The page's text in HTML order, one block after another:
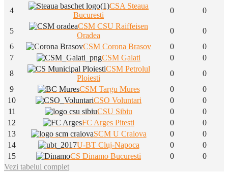
4
CSA Steaua
Bucuresti
0 0
5
CSM CSU Raiffeisen
Oradea
0
0
6
CSM Corona Brasov 0
0
7
CSM Galati 0
0
8
CSM Petrolul
Ploiesti
0
0
9
CSM Targu Mures 0
0
10
CSO Voluntari 0
0
11
CSU Sibiu 0
0
12
FC Arges Pitesti 0
0
13
SCM U Craiova 0
0
14
U-BT Cluj-Napoca 0
0
15
CS Dinamo Bucuresti 0
0
Vezi tabelul complet